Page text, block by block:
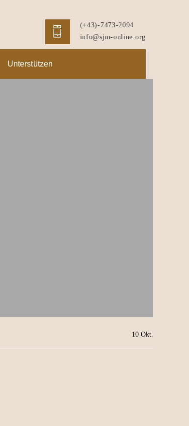
(+43)-7473-2094
info@sjm-online.org
Unterstützen
10 Okt.